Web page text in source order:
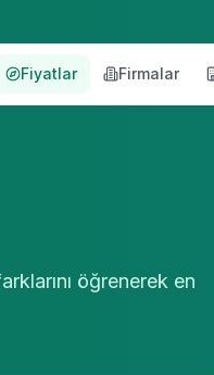
Fiyatlar Firmalar
öğrenerek en